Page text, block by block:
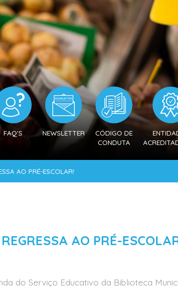
FAQ'S NEWSLETTER
CÓDIGO DE
CONDUTA
AO PRÉ-ESCOLAR!
AO PRÉ-
do Serviço Educativo da Biblioteca